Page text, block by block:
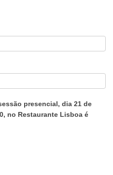
presencial, dia 21 de
no Restaurante Lisboa é